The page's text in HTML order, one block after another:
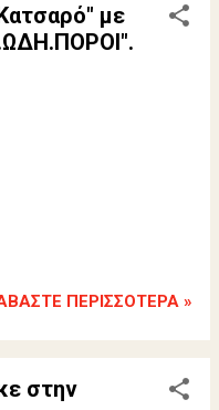
με
ΠΕΡΙΣΣΌΤΕΡΑ »
στην